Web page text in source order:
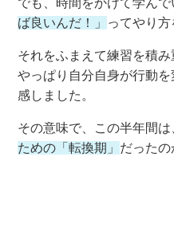
ば良いんだ！」 ってやり方
それをふまえて練習を積み
やっぱり自分自身が行動
感しました。
その意味で、この半年間は
ための「転換期」 だったの